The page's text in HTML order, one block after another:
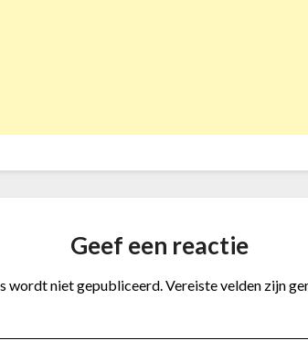
Geef een reactie
wordt niet gepubliceerd.Vereiste velden zijn